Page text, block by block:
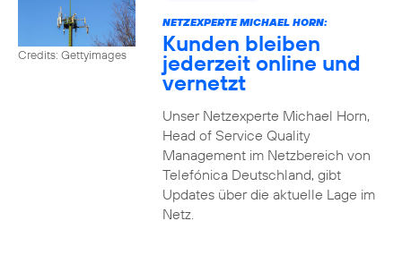
Credits: Gettyimages
NETZEXPERTE MICHAEL HORN:
Kunden bleiben
jederzeit online und
vernetzt
Unser Netzexperte Michael Horn,
Head of Service Quality
Management im Netzbereich von
Telefónica Deutschland, gibt
Updates über die aktuelle Lage im
Netz.